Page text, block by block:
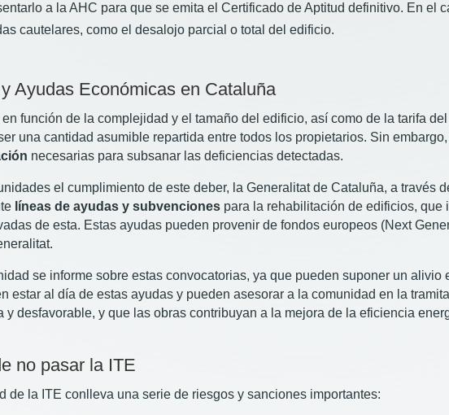
a la AHC para que se emita el Certificado de Aptitud definitivo. En el
cautelares, como el desalojo parcial o total del edificio.
Ayudas Económicas en Cataluña
función de la complejidad y el tamaño del edificio, así como de la tarifa
una cantidad asumible repartida entre todos los propietarios. Sin
necesarias para subsanar las deficiencias detectadas.
el cumplimiento de este deber, la Generalitat de Cataluña, a través
líneas de ayudas y subvenciones para la rehabilitación de edificios,
de esta. Estas ayudas pueden provenir de fondos europeos (Next
se informe sobre estas convocatorias, ya que pueden suponer un
estar al día de estas ayudas y pueden asesorar a la comunidad en la
y desfavorable, y que las obras contribuyan a la mejora de la eficiencia
no pasar la ITE
de la ITE conlleva una serie de riesgos y sanciones importantes: